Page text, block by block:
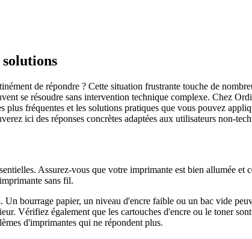
de répondre ? Cette situation frustrante touche de
se résoudre sans intervention technique complexe. Chez
plus fréquentes et les solutions pratiques que vous pouvez
ici des réponses concrètes adaptées aux utilisateurs non-
Assurez-vous que votre imprimante est bien allumée
sans fil.
Un bourrage papier, un niveau d'encre faible ou un bac vide
Vérifiez également que les cartouches d'encre ou le toner
d'imprimantes qui ne répondent plus.